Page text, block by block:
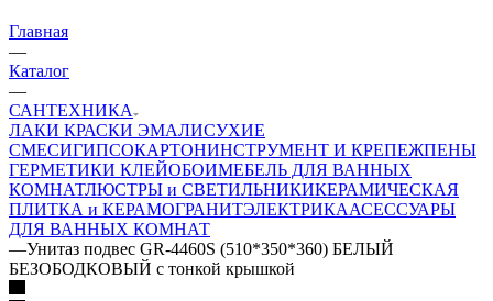
Главная
—
Каталог
—
САНТЕХНИКА
ЛАКИ КРАСКИ ЭМАЛИСУХИЕ
СМЕСИГИПСОКАРТОНИНСТРУМЕНТ И КРЕПЕЖПЕНЫ
ГЕРМЕТИКИ КЛЕЙОБОИМЕБЕЛЬ ДЛЯ ВАННЫХ
КОМНАТЛЮСТРЫ и СВЕТИЛЬНИКИКЕРАМИЧЕСКАЯ
ПЛИТКА и КЕРАМОГРАНИТЭЛЕКТРИКААСЕССУАРЫ
ДЛЯ ВАННЫХ КОМНАТ
—Унитаз подвес GR-4460S (510*350*360) БЕЛЫЙ
БЕЗОБОДКОВЫЙ с тонкой крышкой